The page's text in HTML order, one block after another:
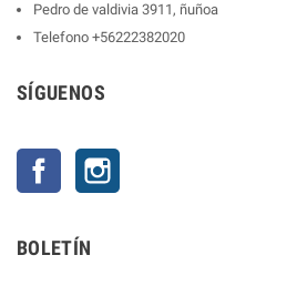
Pedro de valdivia 3911, ñuñoa
Telefono +56222382020
SÍGUENOS
Facebook
BOLETÍN